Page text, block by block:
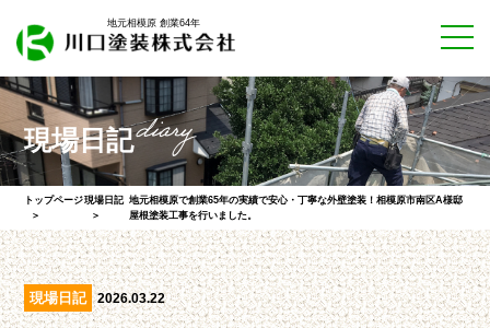
地元相模原 創業64年
現場日記
トップページ現場日記 地元相模原で創業65年の実績で安心・丁寧な外壁塗装！相模原市南区A様邸
屋根塗装工事を行いました。
現場日記 2026.03.22